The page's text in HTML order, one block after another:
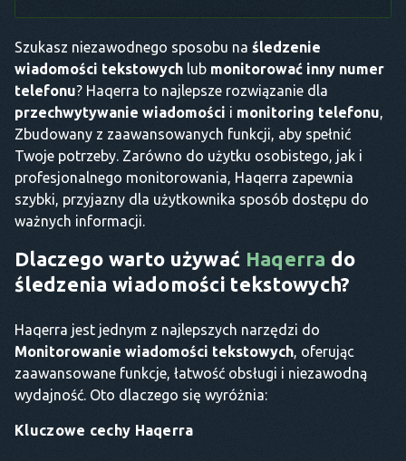
Szukasz niezawodnego sposobu na śledzenie
wiadomości tekstowych lub monitorować inny numer
telefonu? Haqerra to najlepsze rozwiązanie dla
przechwytywanie wiadomości i monitoring telefonu,
Zbudowany z zaawansowanych funkcji, aby spełnić
Twoje potrzeby. Zarówno do użytku osobistego, jak i
profesjonalnego monitorowania, Haqerra zapewnia
szybki, przyjazny dla użytkownika sposób dostępu do
ważnych informacji.
Dlaczego warto używać Haqerra do
śledzenia wiadomości tekstowych?
Haqerra jest jednym z najlepszych narzędzi do
Monitorowanie wiadomości tekstowych, oferując
zaawansowane funkcje, łatwość obsługi i niezawodną
wydajność. Oto dlaczego się wyróżnia:
Kluczowe cechy Haqerra